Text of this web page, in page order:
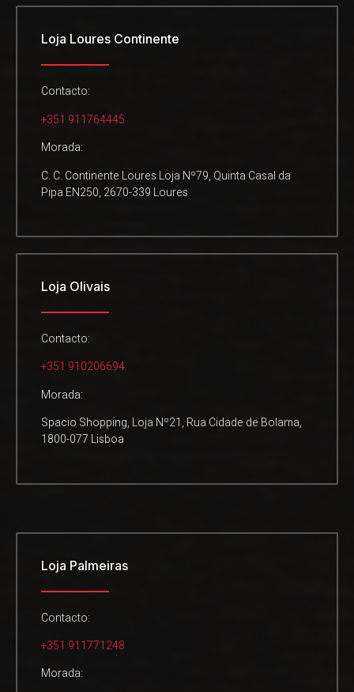
Loja Loures Continente
Contacto:
+351 911764445
Morada:
C. C. Continente Loures Loja Nº79, Quinta Casal da
Pipa EN250, 2670-339 Loures
Loja Olivais
Contacto:
+351 910206694
Morada:
Spacio Shopping, Loja Nº21, Rua Cidade de Bolama,
1800-077 Lisboa
Loja Palmeiras
Contacto:
+351 911771248
Morada: